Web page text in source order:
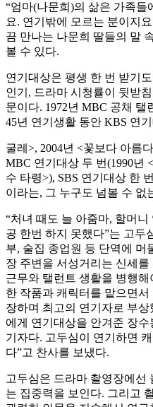
“엄마(나문희)의 삶은 가족들
요. 연기밖에 모르는 분이지
끔 만나는 나문희 딸들의 말
볼 수 있다.
연기대상은 평생 한 번 받기
인기, 드라마 시청률이 뒷받
문이다. 1972년 MBC 공채
45년 연기생활 동안 KBS 연
굴레>, 2004년 <꽃보다 아름
MBC 연기대상 두 번(1990년
수 타령>), SBS 연기대상 한
이라는, 그 누구도 넘볼 수 없
“처녀 때도 늘 아줌마, 할머
공 한번 하지 못했다”는 고두
부, 술집 종업원 등 단역에 머
장 주변을 서성거리는 신세
근무와 탤런트 생활을 병행
한 작품과 캐릭터를 맡으면
장하며 최고의 연기자로 부
에게 연기대상을 안겨준 장수
기자다. 고두심이 연기하면
다”고 찬사를 보냈다.
고두심은 드라마 촬영장에선
는 집중력을 보인다. 그리고